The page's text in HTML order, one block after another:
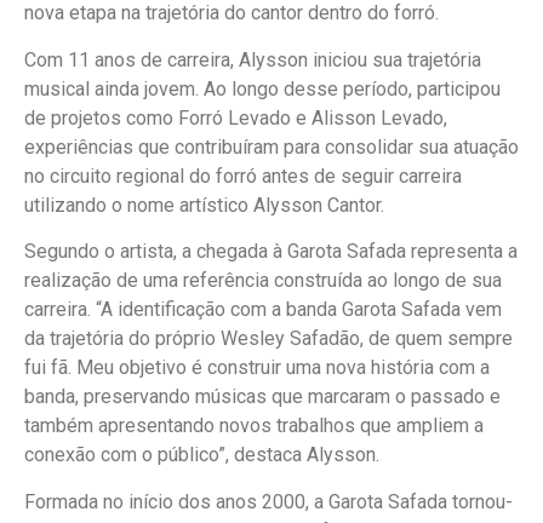
nova etapa na trajetória do cantor dentro do forró.
Com 11 anos de carreira, Alysson iniciou sua trajetória
musical ainda jovem. Ao longo desse período, participou
de projetos como Forró Levado e Alisson Levado,
experiências que contribuíram para consolidar sua atuação
no circuito regional do forró antes de seguir carreira
utilizando o nome artístico Alysson Cantor.
Segundo o artista, a chegada à Garota Safada representa a
realização de uma referência construída ao longo de sua
carreira. “A identificação com a banda Garota Safada vem
da trajetória do próprio Wesley Safadão, de quem sempre
fui fã. Meu objetivo é construir uma nova história com a
banda, preservando músicas que marcaram o passado e
também apresentando novos trabalhos que ampliem a
conexão com o público”, destaca Alysson.
Formada no início dos anos 2000, a Garota Safada tornou-